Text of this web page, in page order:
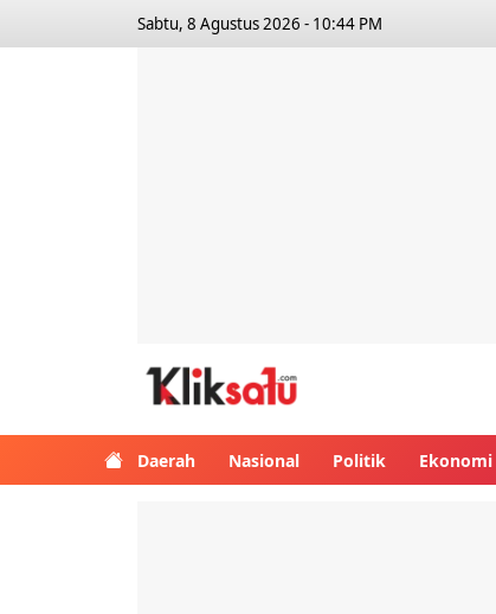
Sabtu, 8 Agustus 2026 - 10:44 PM
Daerah Nasional Politik Ekonomi